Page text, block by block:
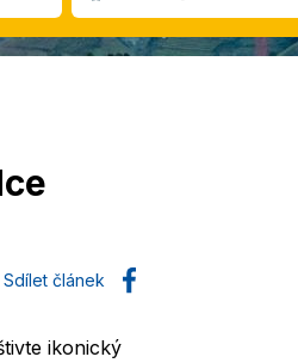
Sdílet článek
ikonický